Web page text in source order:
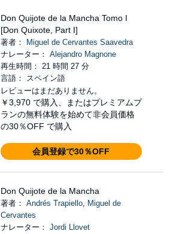
Don Quijote de la Mancha Tomo I
[Don Quixote, Part I]
著者：
Miguel de Cervantes Saavedra
ナレーター： Alejandro Magnone
再生時間： 21 時間 27 分
言語： スペイン語
レビューはまだありません。
￥3,970 で購入、またはプレミアムプ
ランの無料体験を始めて非会員価格
の30％OFF で購入
会員登録で30％OFF
Don Quijote de la Mancha
著者： Andrés Trapiello, Miguel de
Cervantes
ナレーター： Jordi Llovet